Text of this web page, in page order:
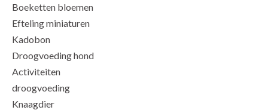
Boeketten bloemen
Efteling miniaturen
Kadobon
Droogvoeding hond
Activiteiten
droogvoeding
Knaagdier